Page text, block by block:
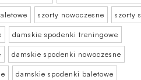
szorty nowoczesne szorty
damskie spodenki treningowe
damskie spodenki nowoczesne
damskie spodenki baletowe